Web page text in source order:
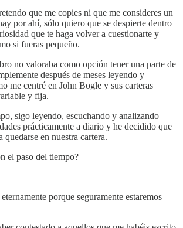
que me copies ni que me consideres un
por ahí, sólo quiero que se despierte dentro
que te haga volver a cuestionarte y
si fueras pequeño.
no valoraba como opción tener una parte de
después de meses leyendo y
me centré en John Bogle y sus carteras
y fija.
sigo leyendo, escuchando y analizando
prácticamente a diario y he decidido que
en nuestra cartera.
el paso del tiempo?
porque seguramente estaremos